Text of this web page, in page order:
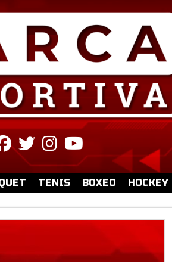
fab
fa-
facebook
fab
fa-
twitter
fab
fa-
instagram
fa-
youtube
TENIS BOXEO HOCKEY